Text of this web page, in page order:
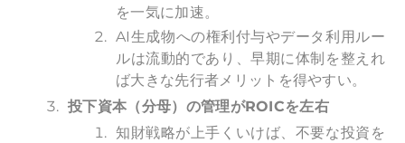
を一気に加速。
AI生成物への権利付与やデータ利用ルー
ルは流動的であり、早期に体制を整えれ
ば大きな先行者メリットを得やすい。
投下資本（分母）の管理がROICを左右
知財戦略が上手くいけば、不要な投資を